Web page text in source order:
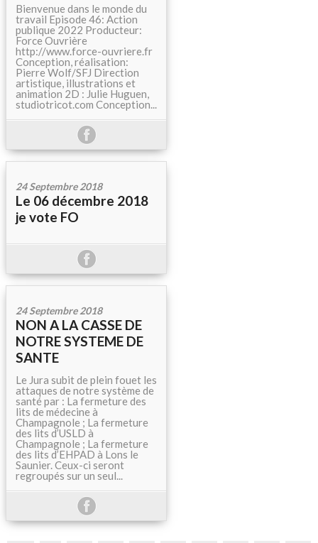
Bienvenue dans le monde du
travail Episode 46: Action
publique 2022 Producteur:
Force Ouvrière
http://www.force-ouvriere.fr
Conception, réalisation:
Pierre Wolf/SFJ Direction
artistique, illustrations et
animation 2D : Julie Huguen,
studiotricot.com Conception...
24 Septembre 2018
Le 06 décembre 2018
je vote FO
24 Septembre 2018
NON A LA CASSE DE
NOTRE SYSTEME DE
SANTE
Le Jura subit de plein fouet les
attaques de notre système de
santé par : La fermeture des
lits de médecine à
Champagnole ; La fermeture
des lits d’USLD à
Champagnole ; La fermeture
des lits d’EHPAD à Lons le
Saunier. Ceux-ci seront
regroupés sur un seul...